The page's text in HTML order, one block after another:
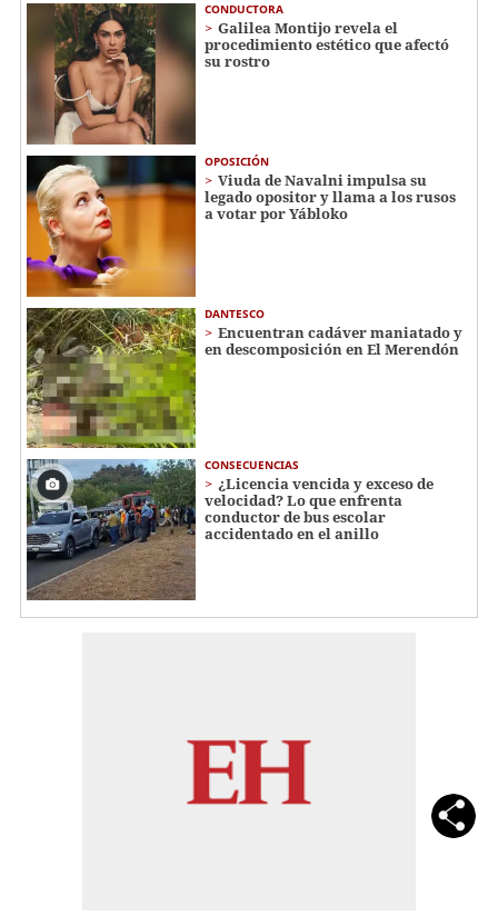
CONDUCTORA
Galilea Montijo revela el
procedimiento estético que afectó
su rostro
OPOSICIÓN
Viuda de Navalni impulsa su
legado opositor y llama a los rusos
a votar por Yábloko
DANTESCO
Encuentran cadáver maniatado y
en descomposición en El Merendón
CONSECUENCIAS
¿Licencia vencida y exceso de
velocidad? Lo que enfrenta
conductor de bus escolar
accidentado en el anillo